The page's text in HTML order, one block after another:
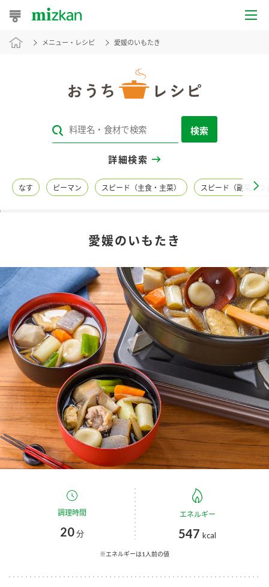
おうちレシピ
レシピカテゴリ一覧
レシピ名特集
商品カテゴリ
酢 調味酢
お酢ドリンク ぽん酢
みりん風・料理酒 鍋用調味料
つゆ たれ
スープ 中華
新商品一覧
キャンペーン情報
ブランド・スペシャルサイト
ブランド・スペシャルサイト トップ
商品ブランドサイト
Fibee（ファイビー）
くらしプラ酢
お酢ドリンク
つゆ
企業情報
国内事業概要
企業理念
ミツカンの歴史
ミツカンを知る
環境への取り組み
メニュー・レシピ 愛媛のいもたき
検索
詳細検索
なす ピーマン スピード（主食・主菜） スピード（副菜・つ
愛媛のいもたき
調理時間
20分
エネルギー
547 kcal
※エネルギーは1人前の値